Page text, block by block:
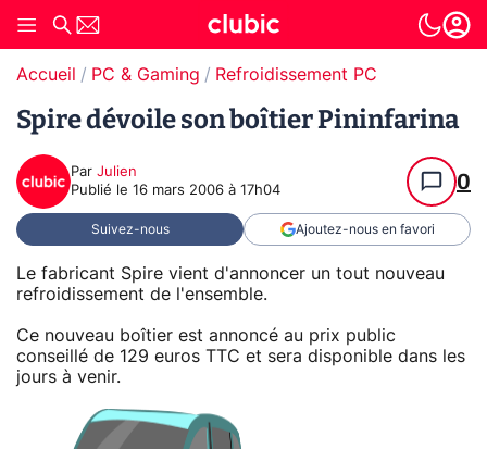
Accueil PC & Gaming Refroidissement PC
Spire dévoile son boîtier Pininfarina
Par Julien
Publié le 16 mars 2006 à 17h04 0
Suivez-nous Ajoutez-nous en favori
Le fabricant Spire vient d'annoncer un tout nouveau
refroidissement de l'ensemble.
Ce nouveau boîtier est annoncé au prix public
conseillé de 129 euros TTC et sera disponible dans les
jours à venir.